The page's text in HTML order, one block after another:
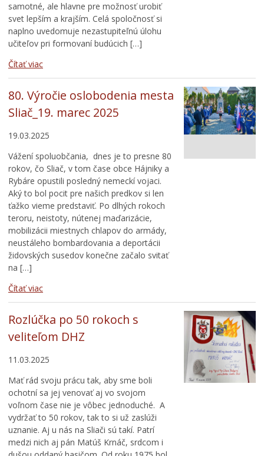
samotné, ale hlavne pre možnosť urobiť
svet lepším a krajším. Celá spoločnosť si
naplno uvedomuje nezastupiteľnú úlohu
učiteľov pri formovaní budúcich […]
Čítať viac
80. Výročie oslobodenia mesta
Sliač_19. marec 2025
19.03.2025
Vážení spoluobčania, dnes je to presne 80
rokov, čo Sliač, v tom čase obce Hájniky a
Rybáre opustili posledný nemeckí vojaci.
Aký to bol pocit pre našich predkov si len
ťažko vieme predstaviť. Po dlhých rokoch
teroru, neistoty, nútenej maďarizácie,
mobilizácii miestnych chlapov do armády,
neustáleho bombardovania a deportácii
židovských susedov konečne začalo svitať
na […]
Čítať viac
Rozlúčka po 50 rokoch s
veliteľom DHZ
11.03.2025
Mať rád svoju prácu tak, aby sme boli
ochotní sa jej venovať aj vo svojom
voľnom čase nie je vôbec jednoduché. A
vydržať to 50 rokov, tak to si už zaslúži
uznanie. Aj u nás na Sliači sú takí. Patrí
medzi nich aj pán Matúš Krnáč, srdcom i